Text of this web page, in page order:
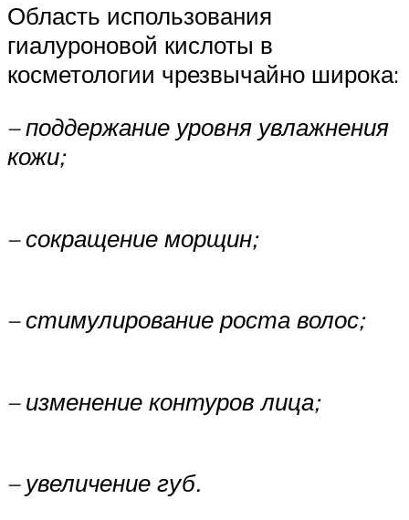
Область использования
гиалуроновой кислоты в
косметологии чрезвычайно широка:
– поддержание уровня увлажнения
кожи;
– сокращение морщин;
– стимулирование роста волос;
– изменение контуров лица;
– увеличение губ.